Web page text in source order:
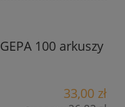
100 arkuszy
33,00 zł